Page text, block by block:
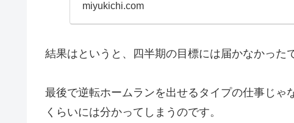
miyukichi.com
結果はというと、四半期の目標には届かなかった
最後で逆転ホームランを出せるタイプの仕事じ
くらいには分かってしまうのです。